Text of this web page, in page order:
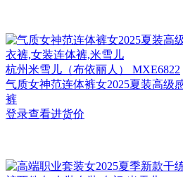
杭州米雪儿（布依丽人） MXE6822
气质女神范连体裤女2025夏装高级
裤
登录查看进货价